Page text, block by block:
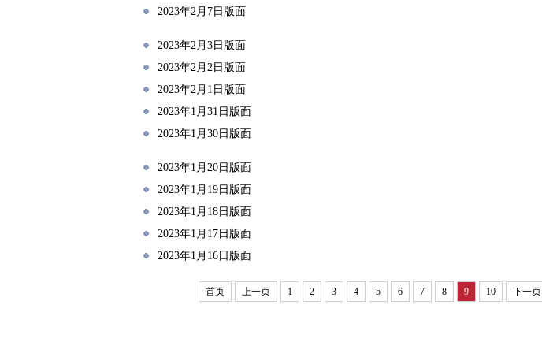
2023年2月7日版面
2023年2月3日版面
2023年2月2日版面
2023年2月1日版面
2023年1月31日版面
2023年1月30日版面
2023年1月20日版面
2023年1月19日版面
2023年1月18日版面
2023年1月17日版面
2023年1月16日版面
首页 上一页 1 2 3 4 5 6 7 8 9 10 下一页